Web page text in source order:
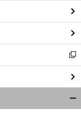
ド
ウ
で
開
く
新
し
い
ウ
ィ
ン